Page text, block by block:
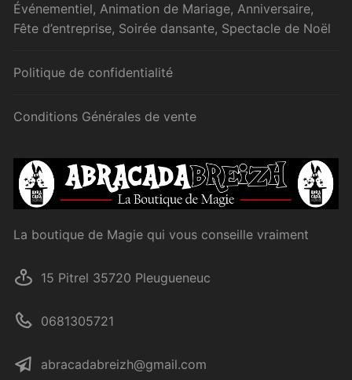
Événementiel, Animation de Mariage, Anniversaire,
Fête d’entreprise, Soirée dansante, Spectacle de Noël
Politique de confidentialité
Conditions Générales de vente
La boutique de Magie qui vous conseille vraiment
15 Pitrel 35720 Pleugueneuc
0681305721
abracadabreizh@gmail.com